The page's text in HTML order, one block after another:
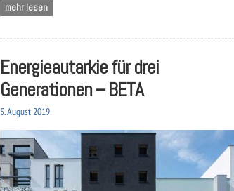
mehr lesen
Energieautarkie für drei
Generationen – BETA
5. August 2019